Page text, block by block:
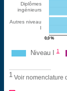
0,0 %
Diplômes
ingénieurs
Autres niveau
I
Niveau I1
1 Voir nomenclature